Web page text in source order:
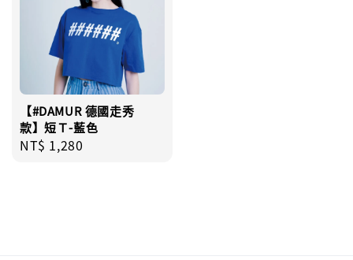
【#DAMUR 德國走秀
款】短Ｔ-藍色
Regular
NT$ 1,280